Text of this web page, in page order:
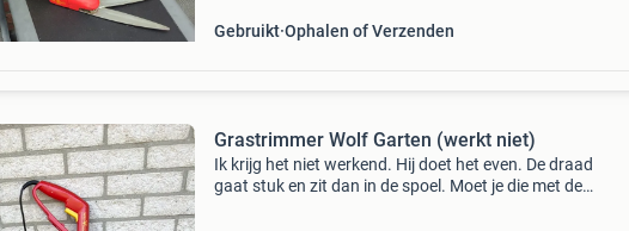
Gebruikt Ophalen of Verzenden
Grastrimmer Wolf Garten (werkt niet)
Ik krijg het niet werkend. Hij doet het even. De draad
gaat stuk en zit dan in de spoel. Moet je die met de